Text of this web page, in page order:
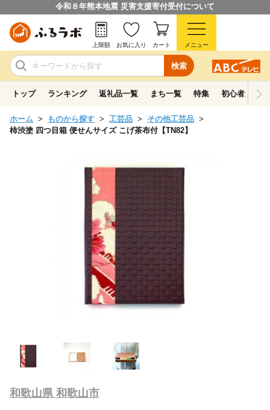
令和８年熊本地震 災害支援寄付受付について
検索
上限額 お気に入り カート メニュー
トップ ランキング 返礼品一覧 まち一覧 特集 初心者ガイド
ホーム ものから探す 工芸品
その他工芸品
柿渋塗 四つ目箱 便せんサイズ こげ茶布付【TN82】
和歌山県 和歌山市